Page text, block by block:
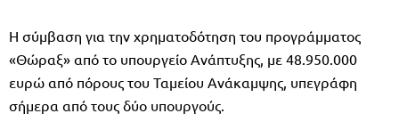
Η σύμβαση για την χρηματοδότηση του προγράμματος
«Θώραξ» από το υπουργείο Ανάπτυξης, με 48.950.000
ευρώ από πόρους του Ταμείου Ανάκαμψης, υπεγράφη
σήμερα από τους δύο υπουργούς.